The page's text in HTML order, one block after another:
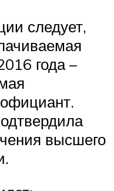
следует,
года –
высшего